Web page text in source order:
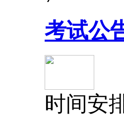
考试公
时间安